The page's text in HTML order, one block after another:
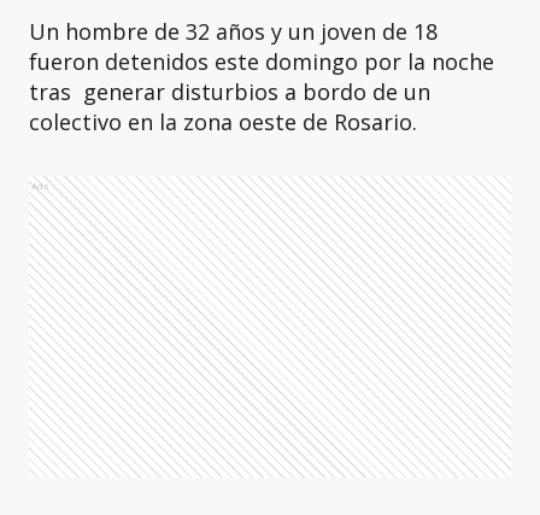
Un hombre de 32 años y un joven de 18
fueron detenidos este domingo por la noche
tras generar disturbios a bordo de un
colectivo en la zona oeste de Rosario.
Ads